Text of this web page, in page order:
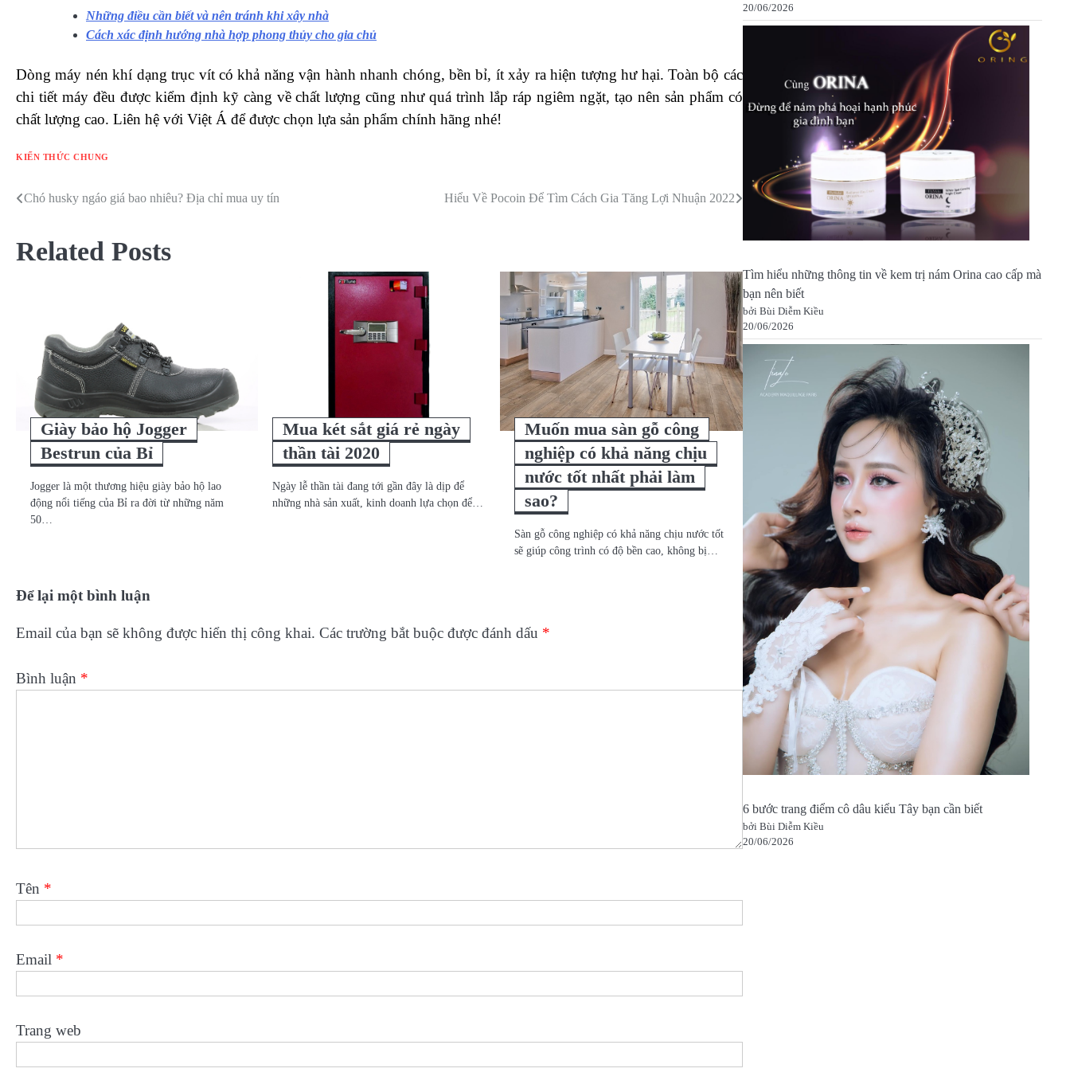
Những điều cần biết và nên tránh khi xây nhà
Cách xác định hướng nhà hợp phong thủy cho gia chủ
Dòng máy nén khí dạng trục vít có khả năng vận hành nhanh chóng, bền bỉ, ít xảy ra hiện tượng hư hại. Toàn bộ các
chi tiết máy đều được kiểm định kỹ càng về chất lượng cũng như quá trình lắp ráp ngiêm ngặt, tạo nên sản phẩm có
chất lượng cao. Liên hệ với Việt Á để được chọn lựa sản phẩm chính hãng nhé!
KIẾN THỨC CHUNG
Điều
bài
Chó husky ngáo giá bao nhiêu? Địa chỉ mua uy tín Hiểu Về Pocoin Để Tìm Cách Gia Tăng Lợi Nhuận 2022
Related Posts
Giày bảo hộ Jogger
Bestrun của Bỉ
Jogger là một thương hiệu giày bảo hộ lao
động nổi tiếng của Bỉ ra đời từ những năm
50…
Mua két sắt giá rẻ ngày
thần tài 2020
Ngày lễ thần tài đang tới gần đây là dịp để
những nhà sản xuất, kinh doanh lựa chọn để…
Muốn mua sàn gỗ công
nghiệp có khả năng chịu
nước tốt nhất phải làm
sao?
Sàn gỗ công nghiệp có khả năng chịu nước tốt
sẽ giúp công trình có độ bền cao, không bị…
Để lại một bình luận
Email của bạn sẽ không được hiển thị công khai. Các trường bắt buộc được đánh dấu *
Bình luận *
Tên *
Email *
Trang web
20/06/2026
Tìm hiểu những thông tin về kem trị nám Orina cao cấp mà
bạn nên biết
bởi Bùi Diễm Kiều
20/06/2026
6 bước trang điểm cô dâu kiểu Tây bạn cần biết
bởi Bùi Diễm Kiều
20/06/2026